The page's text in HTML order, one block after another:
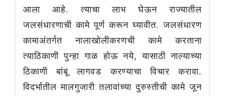
आला आहे. त्याचा लाभ घेऊन राज्यातील
जलसंधारणाची कामे पूर्ण करून घ्यावीत. जलसंधारण
कामाअंतर्गत नालाखोलीकरणची कामे करताना
त्याठिकाणी पुन्हा गाळ होऊ नये, यासाठी नाल्याच्या
ठिकाणी बांबू लागवड करण्याचा विचार करावा.
विदर्भातील मालगुजारी तलावांच्या दुरुस्तीची कामे जून